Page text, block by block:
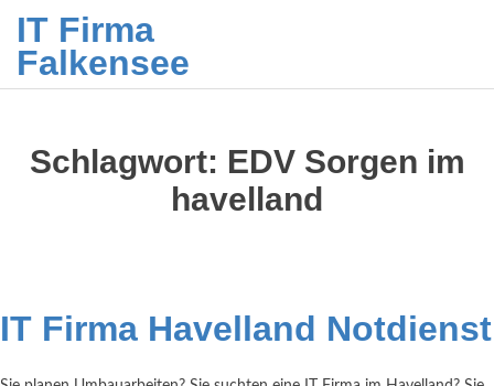
IT Firma
Falkensee
Schlagwort: EDV Sorgen im
havelland
IT Firma Havelland Notdienst